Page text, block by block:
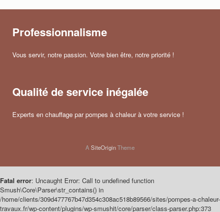
Professionnalisme
Vous servir, notre passion. Votre bien être, notre priorité !
Qualité de service inégalée
Experts en chauffage par pompes à chaleur à votre service !
ASiteOriginTheme
Fatal error: Uncaught Error: Call to undefined function
Smush\Core\Parser\str_contains() in
/home/clients/309d477767b47d354c308ac518b89566/sites/pompes-a-chaleur-
travaux.fr/wp-content/plugins/wp-smushit/core/parser/class-parser.php:373